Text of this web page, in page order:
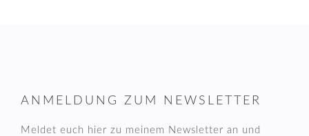
FOOTER
ANMELDUNG ZUM NEWSLETTER
Meldet euch hier zu meinem Newsletter an und